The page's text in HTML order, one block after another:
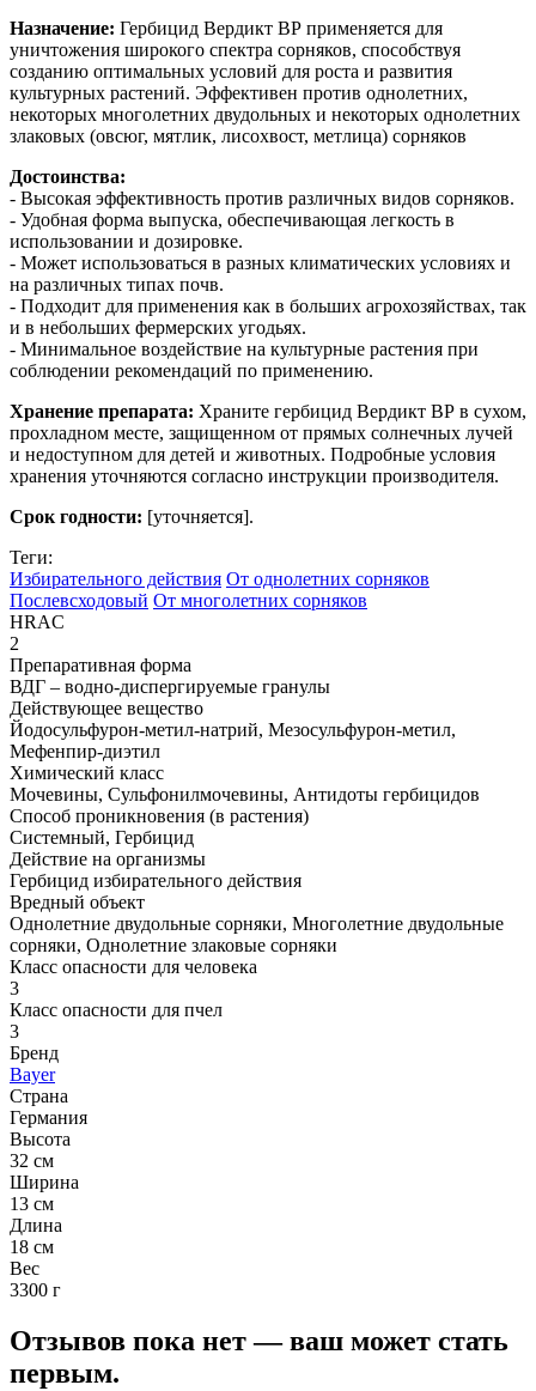
Назначение: Гербицид Вердикт ВР применяется для
уничтожения широкого спектра сорняков, способствуя
созданию оптимальных условий для роста и развития
культурных растений. Эффективен против однолетних,
некоторых многолетних двудольных и некоторых однолетних
злаковых (овсюг, мятлик, лисохвост, метлица) сорняков
Достоинства:
- Высокая эффективность против различных видов сорняков.
- Удобная форма выпуска, обеспечивающая легкость в
использовании и дозировке.
- Может использоваться в разных климатических условиях и
на различных типах почв.
- Подходит для применения как в больших агрохозяйствах, так
и в небольших фермерских угодьях.
- Минимальное воздействие на культурные растения при
соблюдении рекомендаций по применению.
Хранение препарата: Храните гербицид Вердикт ВР в сухом,
прохладном месте, защищенном от прямых солнечных лучей
и недоступном для детей и животных. Подробные условия
хранения уточняются согласно инструкции производителя.
Срок годности: [уточняется].
Теги:
Избирательного действия От однолетних сорняков
Послевсходовый От многолетних сорняков
HRAC
2
Препаративная форма
ВДГ – водно-диспергируемые гранулы
Действующее вещество
Йодосульфурон-метил-натрий, Мезосульфурон-метил,
Мефенпир-диэтил
Химический класс
Мочевины, Сульфонилмочевины, Антидоты гербицидов
Способ проникновения (в растения)
Системный, Гербицид
Действие на организмы
Гербицид избирательного действия
Вредный объект
Однолетние двудольные сорняки, Многолетние двудольные
сорняки, Однолетние злаковые сорняки
Класс опасности для человека
3
Класс опасности для пчел
3
Бренд
Bayer
Страна
Германия
Высота
32 см
Ширина
13 см
Длина
18 см
Вес
3300 г
Отзывов пока нет — ваш может стать
первым.